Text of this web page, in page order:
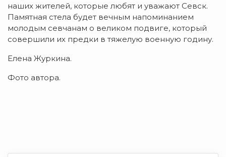
наших жителей, которые любят и уважают Севск.
Памятная стела будет вечным напоминанием
молодым севчанам о великом подвиге, который
совершили их предки в тяжелую военную годину.
Елена Журкина.
Фото автора.